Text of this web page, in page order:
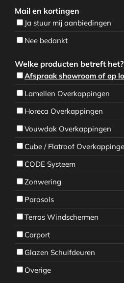
Mail en kortingen
Ja stuur mij aanbiedingen
Nee bedankt
Welke producten betreft het?
Afspraak showroom of op
Lamellen Overkappingen
Horeca Overkappingen
Vouwdak Overkappingen
Cube / Flatroof
CODE Systeem
Zonwering
Parasols
Terras Windschermen
Carport
Glazen Schuifdeuren
Overige